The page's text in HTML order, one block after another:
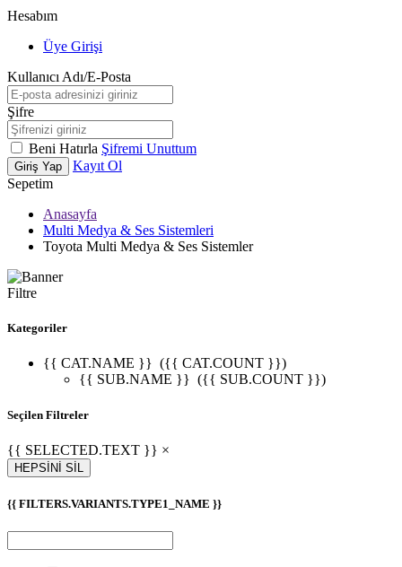
Hesabım
Üye Girişi
Kullanıcı Adı/E-Posta
Şifre
Beni Hatırla Şifremi Unuttum
Giriş Yap
Kayıt Ol
Sepetim
Anasayfa
Multi Medya & Ses Sistemleri
Toyota Multi Medya & Ses Sistemler
Filtre
Kategoriler
{{ CAT.NAME }} ({{ CAT.COUNT }})
{{ SUB.NAME }} ({{ SUB.COUNT }})
Seçilen Filtreler
{{ SELECTED.TEXT }} ×
HEPSİNİ SİL
{{ FILTERS.VARIANTS.TYPE1_NAME }}